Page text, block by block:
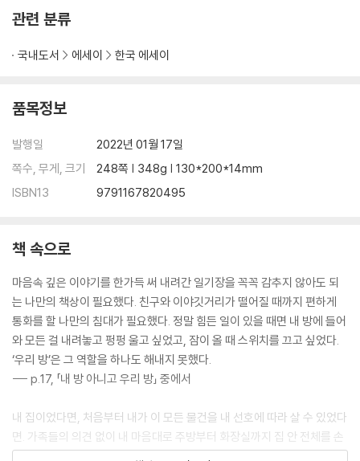
관련 분류
국내도서 에세이 한국 에세이
품목정보
발행일
2022년 01월 17일
쪽수, 무게, 크기
248쪽 | 348g | 130*200*14mm
ISBN13
9791167820495
책 속으로
마음속 깊은 이야기를 한가득 써 내려간 일기장을 꼭꼭 감추지 않아도 되
는 나만의 책상이 필요했다. 친구와 이야깃거리가 떨어질 때까지 편하게
통화를 할 나만의 침대가 필요했다. 정말 힘든 일이 있을 때면 내 방에 들어
와 모든 걸 내려놓고 펑펑 울고 싶었고, 잠이 올 때 스위치를 끄고 싶었다.
‘우리 방’은 그 역할을 하나도 해내지 못했다.
--- p.17, 「내 방 아니고 우리 방」 중에서
내 집이었다면, 처음부터 내가 이 모든 물건을 내 선호에 따라 살 수 있었다
면. 가족들의 의견 없이 내 마음대로 주방부터 화장실까지 집 안 전체를 손
댈 수 있다면. 그런 생각들에 사로잡히곤 했다. 언젠가 내 집이 생겨 작은